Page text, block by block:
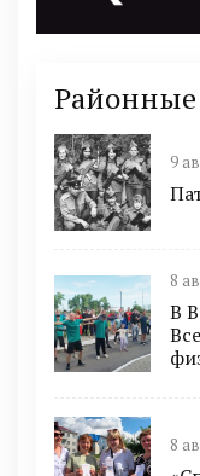
Районные
9
8
В
8